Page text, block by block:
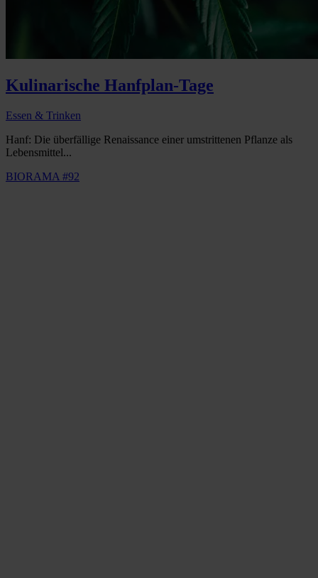
Kulinarische Hanfplan-Tage
Essen & Trinken
Hanf: Die überfällige Renaissance einer umstrittenen Pflanze als
Lebensmittel...
BIORAMA #92